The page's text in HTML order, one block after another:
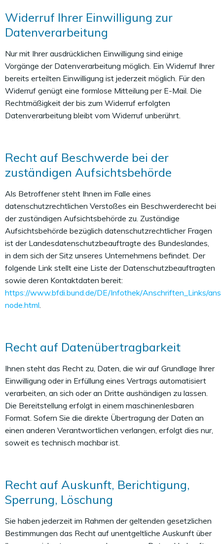
Widerruf Ihrer Einwilligung zur
Datenverarbeitung
Nur mit Ihrer ausdrücklichen Einwilligung sind einige
Vorgänge der Datenverarbeitung möglich. Ein Widerruf Ihrer
bereits erteilten Einwilligung ist jederzeit möglich. Für den
Widerruf genügt eine formlose Mitteilung per E-Mail. Die
Rechtmäßigkeit der bis zum Widerruf erfolgten
Datenverarbeitung bleibt vom Widerruf unberührt.
Recht auf Beschwerde bei der
zuständigen Aufsichtsbehörde
Als Betroffener steht Ihnen im Falle eines
datenschutzrechtlichen Verstoßes ein Beschwerderecht bei
der zuständigen Aufsichtsbehörde zu. Zuständige
Aufsichtsbehörde bezüglich datenschutzrechtlicher Fragen
ist der Landesdatenschutzbeauftragte des Bundeslandes,
in dem sich der Sitz unseres Unternehmens befindet. Der
folgende Link stellt eine Liste der Datenschutzbeauftragten
sowie deren Kontaktdaten bereit:
https://www.bfdi.bund.de/DE/Infothek/Anschriften_Links/
node.html.
Recht auf Datenübertragbarkeit
Ihnen steht das Recht zu, Daten, die wir auf Grundlage Ihrer
Einwilligung oder in Erfüllung eines Vertrags automatisiert
verarbeiten, an sich oder an Dritte aushändigen zu lassen.
Die Bereitstellung erfolgt in einem maschinenlesbaren
Format. Sofern Sie die direkte Übertragung der Daten an
einen anderen Verantwortlichen verlangen, erfolgt dies nur,
soweit es technisch machbar ist.
Recht auf Auskunft, Berichtigung,
Sperrung, Löschung
Sie haben jederzeit im Rahmen der geltenden gesetzlichen
Bestimmungen das Recht auf unentgeltliche Auskunft über